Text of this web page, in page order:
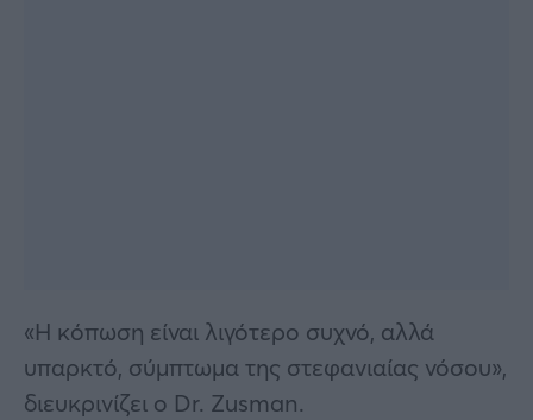
«Η κόπωση είναι λιγότερο συχνό, αλλά
υπαρκτό, σύμπτωμα της στεφανιαίας νόσου»,
διευκρινίζει ο Dr. Zusman.